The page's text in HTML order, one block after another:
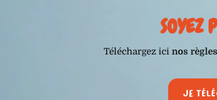
SOYEZ
Téléchargez ici nos
Je